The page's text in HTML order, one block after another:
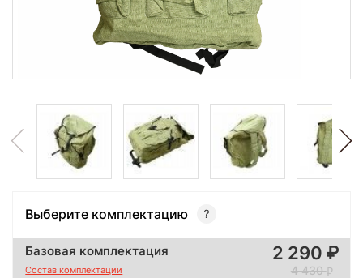
Выберите комплектацию
Базовая комплектация
Состав комплектации
2 290
4 430